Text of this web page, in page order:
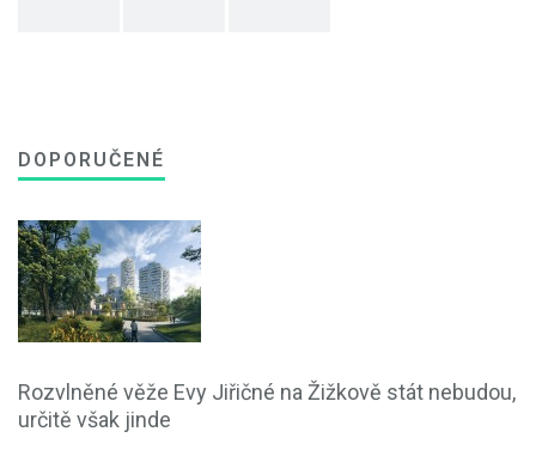
DOPORUČENÉ
Rozvlněné věže Evy Jiřičné na Žižkově stát nebudou,
určitě však jinde